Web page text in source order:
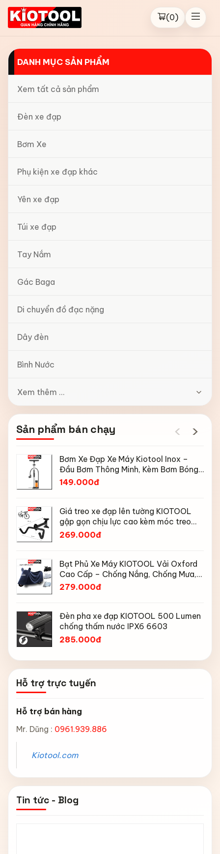
(0)
DANH MỤC SẢN PHẨM
Xem tất cả sản phẩm
Đèn xe đạp
Bơm Xe
Phụ kiện xe đạp khác
Yên xe đạp
Túi xe đạp
Tay Nắm
Gác Baga
Di chuyển đồ đạc nặng
Dây đèn
Bình Nước
Xem thêm ...
Sản phẩm bán chạy ‹ ›
Bơm Xe Đạp Xe Máy Kiotool Inox –
Đầu Bơm Thông Minh, Kèm Bơm Bóng,
Đồng Hồ 160 PSI
149.000đ
Giá treo xe đạp lên tường KIOTOOL
gập gọn chịu lực cao kèm móc treo
mũ bảo hiểm
269.000đ
Bạt Phủ Xe Máy KIOTOOL Vải Oxford
Cao Cấp – Chống Nắng, Chống Mưa,
Chống Bụi, Chống Tia UV, Có Phản
279.000đ
Đèn pha xe đạp KIOTOOL 500 Lumen
chống thấm nước IPX6 6603
285.000đ
Hỗ trợ trực tuyến
Hỗ trợ bán hàng
Mr. Dũng : 0961.939.886
Kiotool.com
Tin tức - Blog